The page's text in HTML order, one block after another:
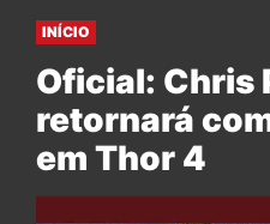
INÍCIO
Oficial: Chris
retornará
em Thor 4